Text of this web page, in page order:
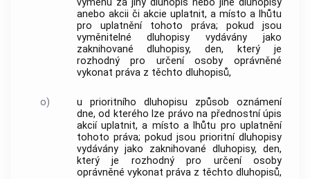
výměnu za jiný dluhopis nebo jiné dluhopisy
anebo akcii či akcie uplatnit, a místo a lhůtu
pro uplatnění tohoto práva; pokud jsou
vyměnitelné dluhopisy vydávány jako
zaknihované dluhopisy, den, který je
rozhodný pro určení osoby oprávněné
vykonat práva z těchto dluhopisů,
o)
u prioritního dluhopisu způsob oznámení
dne, od kterého lze právo na přednostní úpis
akcií uplatnit, a místo a lhůtu pro uplatnění
tohoto práva; pokud jsou prioritní dluhopisy
vydávány jako zaknihované dluhopisy, den,
který je rozhodný pro určení osoby
oprávněné vykonat práva z těchto dluhopisů,